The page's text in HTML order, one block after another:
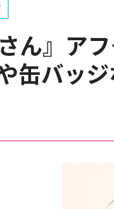
さん』ア
缶バッ